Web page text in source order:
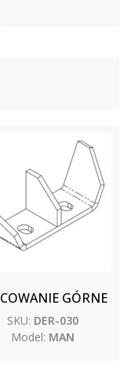
GÓRNE
SKU: DER-030
Model: MAN